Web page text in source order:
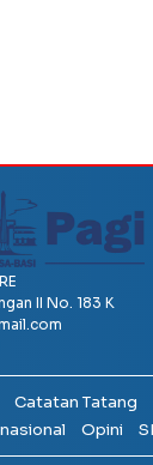
II No. 183 K
Catatan Tatang
Opini